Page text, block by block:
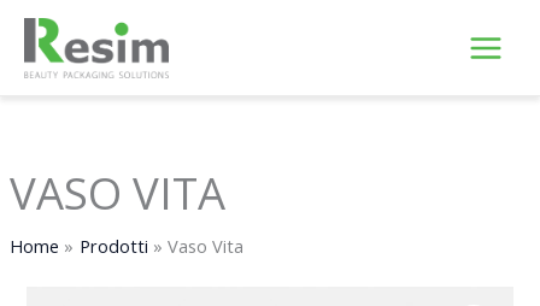
contenuto
VASO VITA
Home Prodotti Vaso Vita